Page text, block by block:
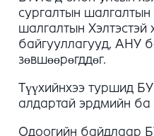
сургалтын
шалгалтын
байгууллагууд, АНУ
зөвшөөрөгддөг.
Түүхийнхээ туршид
алдартай эрдмийн ба
Одоогийн байдлаар